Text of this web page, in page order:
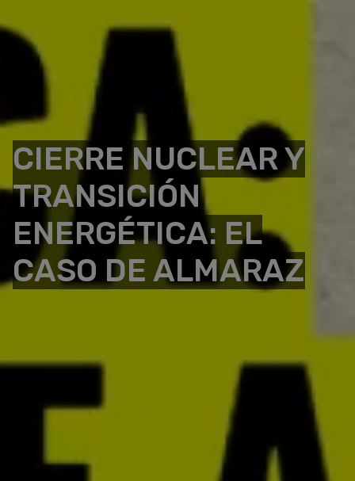
CIERRE NUCLEAR Y
TRANSICIÓN
ENERGÉTICA: EL
CASO DE ALMARAZ